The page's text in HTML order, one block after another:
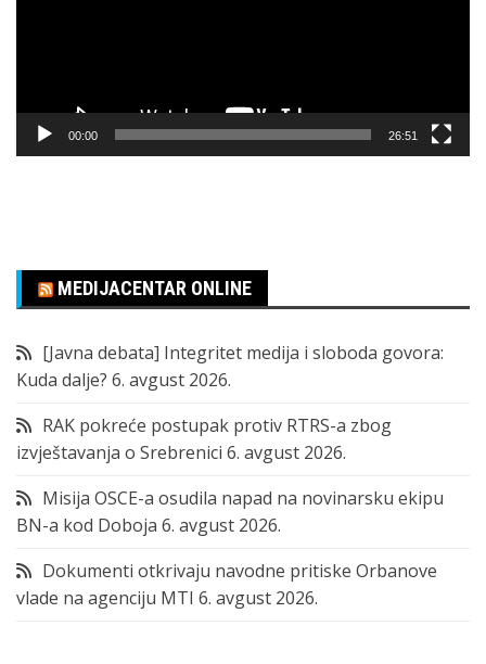
00:00 26:51
MEDIJACENTAR ONLINE
[Javna debata] Integritet medija i sloboda govora:
Kuda dalje? 6. avgust 2026.
RAK pokreće postupak protiv RTRS-a zbog
izvještavanja o Srebrenici 6. avgust 2026.
Misija OSCE-a osudila napad na novinarsku ekipu
BN-a kod Doboja 6. avgust 2026.
Dokumenti otkrivaju navodne pritiske Orbanove
vlade na agenciju MTI 6. avgust 2026.